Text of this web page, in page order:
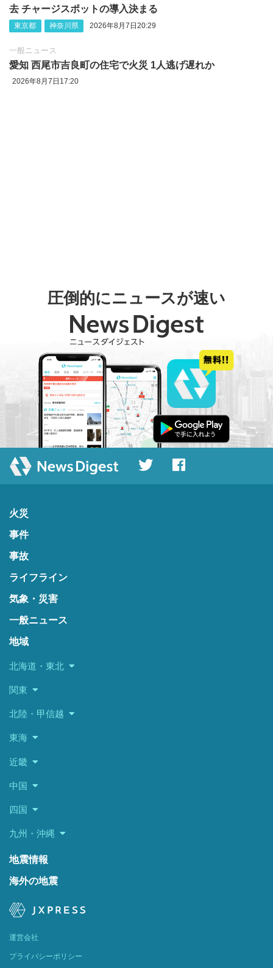
去 チャージスポットの導入決まる
東京都 神奈川県 2026年8月7日20:29
一般ニュース
愛知 西尾市吉良町の住宅で火災 1人逃げ遅れか
2026年8月7日17:20
圧倒的にニュースが速い
火災
事件
事故
ライフライン
気象・災害
一般ニュース
地域
北海道・東北
関東
北陸・甲信越
東海
近畿
中国
四国
九州・沖縄
地震情報
海外の地震
運営会社
プライバシーポリシー